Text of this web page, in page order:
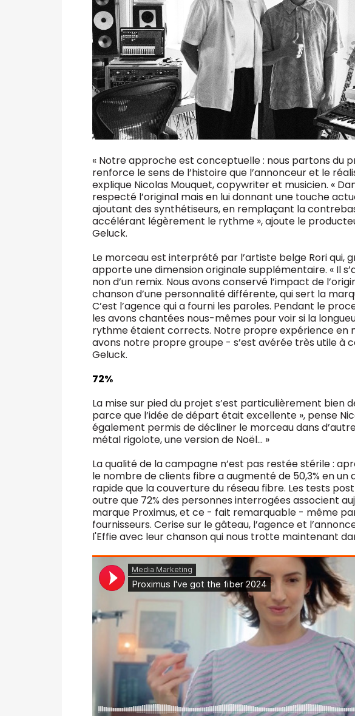
« Notre approche est conceptuelle : nous partons du
renforce le sens de l’histoire que l’annonceur et le
explique Nicolas Mouquet, copywriter et musicien. «
respecté l’original mais en lui donnant une touche
ajoutant des synthétiseurs, en remplaçant la
accélérant légèrement le rythme », ajoute le
Geluck.
Le morceau est interprété par l’artiste belge Rori qui,
apporte une dimension originale supplémentaire. « Il
non d’un remix. Nous avons conservé l’impact de
chanson d’une personnalité différente, qui sert la
C’est l’agence qui a fourni les paroles. Pendant le
les avons chantées nous-mêmes pour voir si la
rythme étaient corrects. Notre propre expérience en
avons notre propre groupe - s’est avérée très utile à
Geluck.
72%
La mise sur pied du projet s’est particulièrement bien
parce que l’idée de départ était excellente », pense
également permis de décliner le morceau dans
métal rigolote, une version de Noël... »
La qualité de la campagne n’est pas restée stérile :
le nombre de clients fibre a augmenté de 50,3% en un
rapide que la couverture du réseau fibre. Les tests
outre que 72% des personnes interrogées associent
marque Proximus, et ce - fait remarquable - même
fournisseurs. Cerise sur le gâteau, l’agence et
l'Effie avec leur chanson qui nous trotte maintenant